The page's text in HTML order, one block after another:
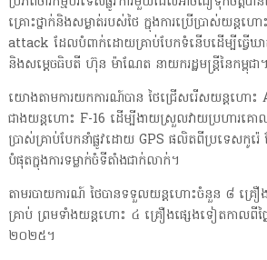
គ្រោះថ្នាក់និងសម្ងាត់របស់ថៃ ក្នុងការប្រើប្រាស់យន្
attack ដែលបំពាក់ដោយគ្រាប់បែកទំនើបដើម្បីធ្វើ
និងសម្ដេចធិបតី ហ៊ុន ម៉ាណែត នាយករដ្ឋមន្ត្រីនៃកម្ពុជា។
យោងតាមការយកការណ៍បាន ថៃជ្រើសរើសយន្តហោ
ជាងយន្តហោះ F-16 ដើម្បីងាយស្រួលវាយប្រហារគ
ប្រាស់គ្រាប់បែកនាំផ្លូវដោយ GPS ផលិតពីប្រទេសកូរ៉េ
បំផុតក្នុងការទម្លាក់ចំទីតាំងជាក់លាក់។
តាមរបាយការណ៍ ថៃបានទទួលយន្តហោះចំនួន ៨ គ្រ
គ្រាប់ ព្រមទាំងយន្តហោះ ៤ គ្រឿងផ្សេងទៀតកាលពីថ្ង
២០២៥។